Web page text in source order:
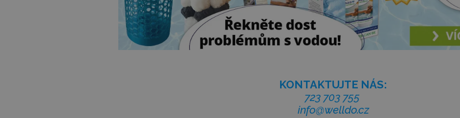
KONTAKTUJTE NÁS:
723 703 755
info@welldo.cz